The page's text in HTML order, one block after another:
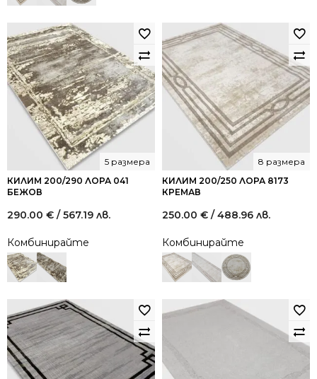
КИЛИМ 200/290 ЛОРА 041
БЕЖОВ
5 размера
290.00 € / 567.19 лв.
Комбинирайте
КИЛИМ 200/250 ЛОРА 8173
КРЕМАВ
8 размера
250.00 € / 488.96 лв.
Комбинирайте